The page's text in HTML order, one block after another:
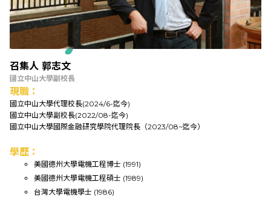
召集人 郭志文
國立中山大學副校長
現職：
國立中山大學代理校長(2024/6-迄今)
國立中山大學副校長(2022/08-迄今)
國立中山大學國際金融研究學院代理院長（2023/08~迄今）
學歷：
美國德州大學電機工程博士 (1991)
美國德州大學電機工程碩士 (1989)
台灣大學電機學士 (1986)